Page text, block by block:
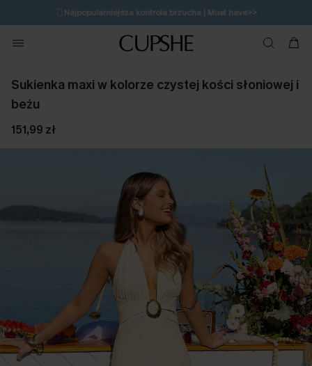
🩱Najpopularniejsza kontrola brzucha | Must have>>
🔥OSTATNIA SZANSA | Do 50% rabatu>>
💌Zapisz się i zyskaj do 20% rabatu>>
Sukienka maxi w kolorze czystej kości słoniowej i
beżu
151,99 zł